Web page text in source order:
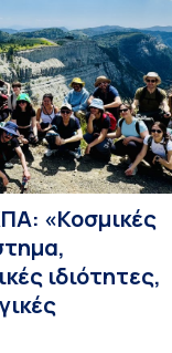
«Κοσμικές
ιδιότητες,